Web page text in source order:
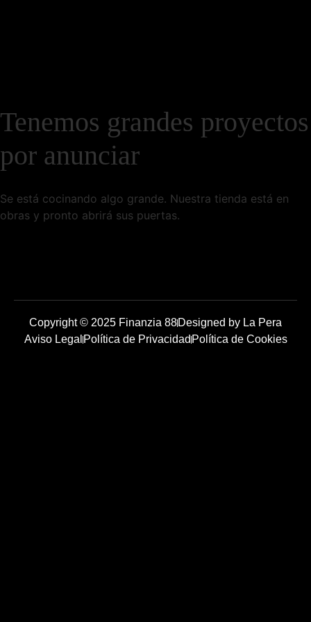
Tenemos grandes proyectos
por anunciar
Se está cocinando algo grande. Nuestra tienda está en
obras y pronto abrirá sus puertas.
Copyright © 2025 Finanzia 88Designed by La Pera
Aviso Legal Política de PrivacidadPolítica de Cookies